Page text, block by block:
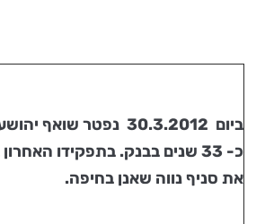
ביום 30.3.2012 נפטר שואף
כ- 33 שנים בבנק. בתפקידו
את סניף נווה שאנן בחיפה.